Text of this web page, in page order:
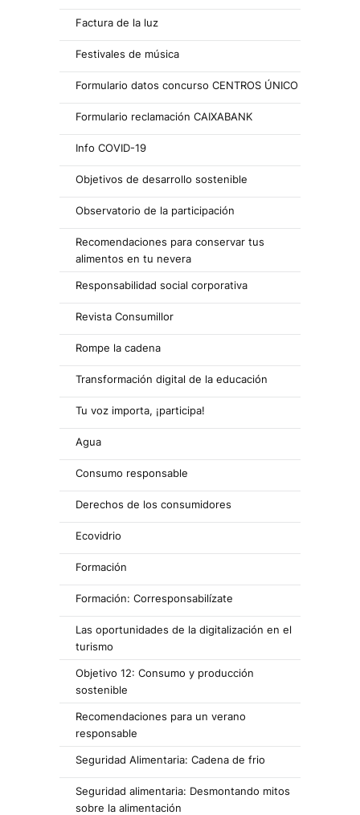
Factura de la luz
Festivales de música
Formulario datos concurso CENTROS ÚNICO
Formulario reclamación CAIXABANK
Info COVID-19
Objetivos de desarrollo sostenible
Observatorio de la participación
Recomendaciones para conservar tus
alimentos en tu nevera
Responsabilidad social corporativa
Revista Consumillor
Rompe la cadena
Transformación digital de la educación
Tu voz importa, ¡participa!
Agua
Consumo responsable
Derechos de los consumidores
Ecovidrio
Formación
Formación: Corresponsabilízate
Las oportunidades de la digitalización en el
turismo
Objetivo 12: Consumo y producción
sostenible
Recomendaciones para un verano
responsable
Seguridad Alimentaria: Cadena de frio
Seguridad alimentaria: Desmontando mitos
sobre la alimentación